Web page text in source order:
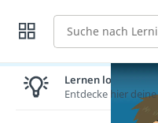
Suche
Lernen lohnt sich!
Entdecke hier